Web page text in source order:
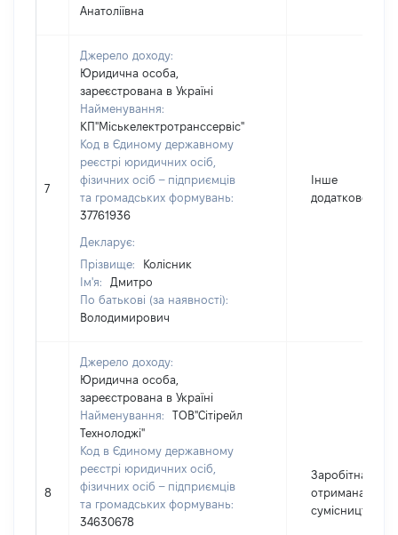
Анатоліївна
7
Джерело доходу:
Юридична особа,
зареєстрована в Україні
Найменування:
КП"Міськелектротранссервіс"
Код в Єдиному державному
реєстрі юридичних осіб,
фізичних осіб – підприємців
та громадських формувань:
37761936
Декларує:
Прізвище:
Колісник
Ім'я:
Дмитро
По батькові (за наявності):
Володимирович
Інше
додаткове
8
Джерело доходу:
Юридична особа,
зареєстрована в Україні
Найменування:
ТОВ"Сітірейл
Технолоджі"
Код в Єдиному державному
реєстрі юридичних осіб,
фізичних осіб – підприємців
та громадських формувань:
34630678
Заробітна
отримана за
сумісництвом